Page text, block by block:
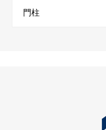
門柱